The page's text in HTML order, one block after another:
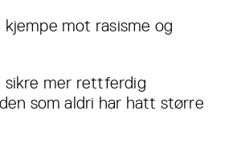
mot rasisme og
sikre mer rettferdig
som aldri har hatt større